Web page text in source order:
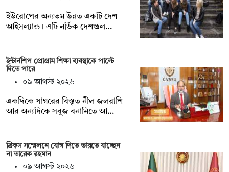
ইউরোপের অন্যতম উন্নত একটি দেশ
আইসল্যান্ড। এটি নর্ডিক দেশগুল…
ইন্টার্নশিপ প্রোগ্রাম শিক্ষা ব্যবস্থাকে পাল্টে
দিতে পারে
০৯ আগস্ট ২০২৬
একদিকে সাগরের বিস্তৃত নীল জলরাশি
আর অন্যদিকে সবুজ বনানিতে আ…
ব্রিকস সম্মেলনে যোগ দিতে ভারতে যাচ্ছেন
না তারেক রহমান
০৯ আগস্ট ২০২৬